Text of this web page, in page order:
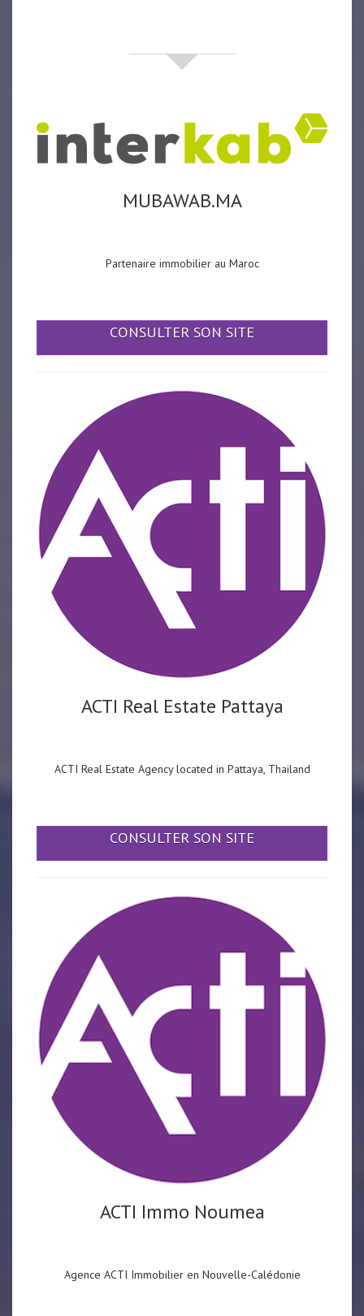
MUBAWAB.MA
Partenaire immobilier au Maroc
CONSULTER SON SITE
ACTI Real Estate Pattaya
ACTI Real Estate Agency located in Pattaya, Thailand
CONSULTER SON SITE
ACTI Immo Noumea
Agence ACTI Immobilier en Nouvelle-Calédonie